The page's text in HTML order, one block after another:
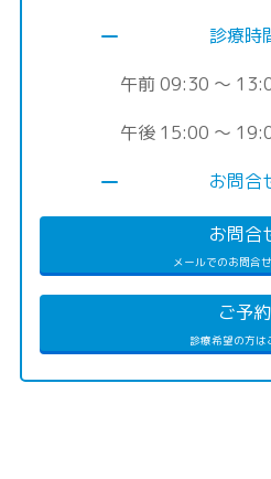
診療時
午前 09:30 〜
午後 15:00 〜
お問合
お問合
メールでのお問合
ご予約
診療希望の方は